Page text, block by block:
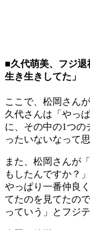
■久代萌美、フジ
生き生きしてた」
ここで、松岡さん
久代さんは「やっ
に、その中の1つの
ったいないなって
また、松岡さんが
もしたんですか？
やっぱり一番仲良
てたのを見てたの
っていう」とフジ